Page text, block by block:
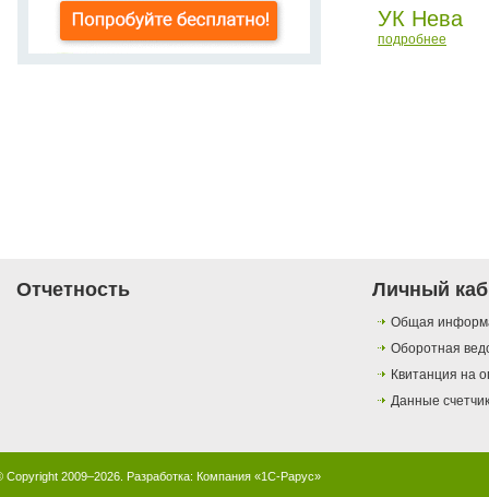
УК Нева
подробнее
Отчетность Личный
Общая
Оборотная
Квитанция на
Данные
Copyright 2009–2026. Разработка: Компания «1С-Рарус»